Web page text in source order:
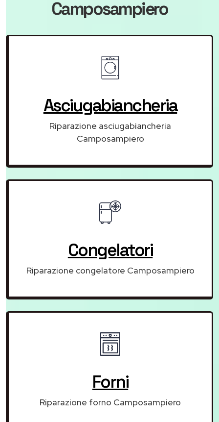
Camposampiero
Asciugabiancheria
Riparazione asciugabiancheria
Camposampiero
Congelatori
Riparazione congelatore Camposampiero
Forni
Riparazione forno Camposampiero